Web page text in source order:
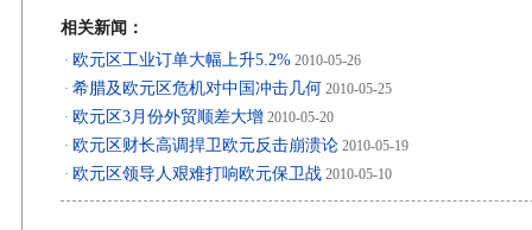
相关新闻：
· 欧元区工业订单大幅上升5.2% 2010-05-26
· 希腊及欧元区危机对中国冲击几何 2010-05-25
· 欧元区3月份外贸顺差大增 2010-05-20
· 欧元区财长高调捍卫欧元反击崩溃论 2010-05-19
· 欧元区领导人艰难打响欧元保卫战 2010-05-10